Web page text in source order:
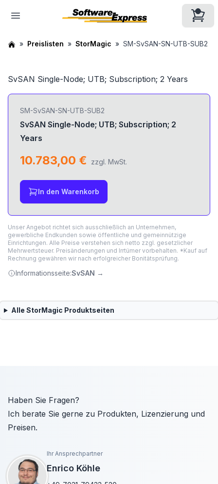
Preislisten StorMagic SM-SvSAN-SN-UTB-SUB2
SvSAN Single-Node; UTB; Subscription; 2 Years
SM-SvSAN-SN-UTB-SUB2
SvSAN Single-Node; UTB; Subscription; 2
Years
10.783,00 € zzgl. MwSt.
In den Warenkorb
Unser Angebot richtet sich ausschließlich an Unternehmen,
gewerbliche Endkunden sowie öffentliche und gemeinnützige
Einrichtungen. Alle Preise verstehen sich netto zzgl. gesetzlicher
Mehrwertsteuer. Preisänderungen und Irrtümer vorbehalten. *Kauf auf
Rechnung gewähren wir nach erfolgreicher Bonitätsprüfung.
Informationsseite:SvSAN →
Alle StorMagic Produktseiten
Haben Sie Fragen?
Ich berate Sie gerne zu Produkten, Lizenzierung und
Preisen.
Ihr Ansprechpartner
Enrico Köhle